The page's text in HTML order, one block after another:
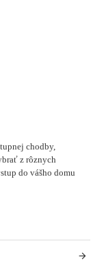
chodby,
z rôznych
do vášho domu